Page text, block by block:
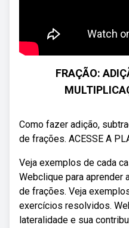
FRAÇÃO:
Como fazer adição,
de frações. ACESSE A
Veja exemplos de cada
Webclique para aprender
de frações. Veja
exercícios resolvidos.
lateralidade e sua